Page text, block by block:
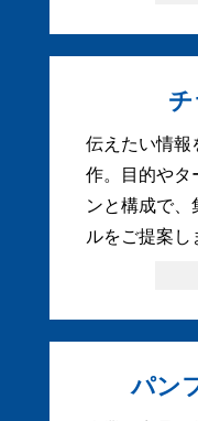
伝えたい情報
作。目的やタ
ンと構成で、
ルをご提案し
パン